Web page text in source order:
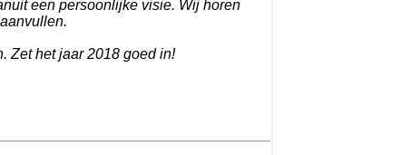
een persoonlijke visie. Wij horen
Zet het jaar 2018 goed in!